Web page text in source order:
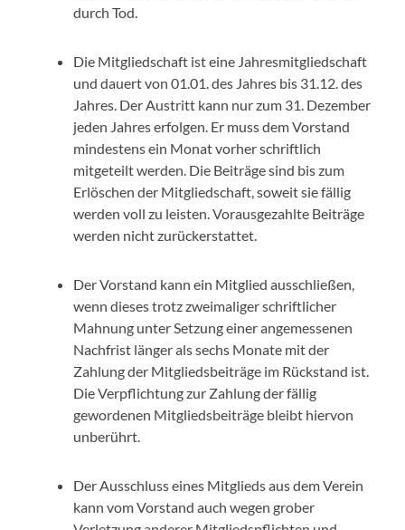
durch Tod.
Die Mitgliedschaft ist eine Jahresmitgliedschaft
und dauert von 01.01. des Jahres bis 31.12. des
Jahres. Der Austritt kann nur zum 31. Dezember
jeden Jahres erfolgen. Er muss dem Vorstand
mindestens ein Monat vorher schriftlich
mitgeteilt werden. Die Beiträge sind bis zum
Erlöschen der Mitgliedschaft, soweit sie fällig
werden voll zu leisten. Vorausgezahlte Beiträge
werden nicht zurückerstattet.
Der Vorstand kann ein Mitglied ausschließen,
wenn dieses trotz zweimaliger schriftlicher
Mahnung unter Setzung einer angemessenen
Nachfrist länger als sechs Monate mit der
Zahlung der Mitgliedsbeiträge im Rückstand ist.
Die Verpflichtung zur Zahlung der fällig
gewordenen Mitgliedsbeiträge bleibt hiervon
unberührt.
Der Ausschluss eines Mitglieds aus dem Verein
kann vom Vorstand auch wegen grober